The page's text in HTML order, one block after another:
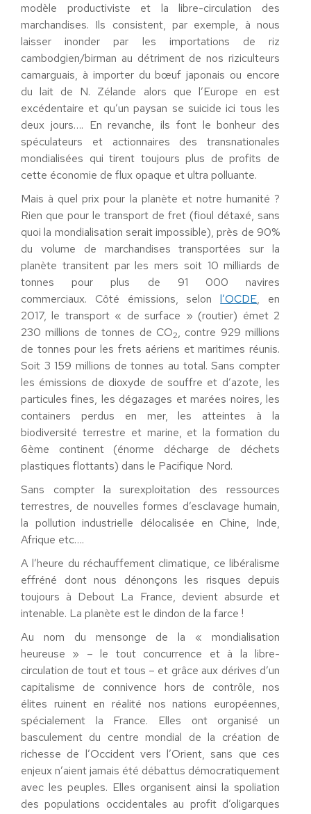
modèle productiviste et la libre-circulation des
marchandises. Ils consistent, par exemple, à nous
laisser inonder par les importations de riz
cambodgien/birman au détriment de nos riziculteurs
camarguais, à importer du bœuf japonais ou encore
du lait de N. Zélande alors que l’Europe en est
excédentaire et qu’un paysan se suicide ici tous les
deux jours…. En revanche, ils font le bonheur des
spéculateurs et actionnaires des transnationales
mondialisées qui tirent toujours plus de profits de
cette économie de flux opaque et ultra polluante.
Mais à quel prix pour la planète et notre humanité ?
Rien que pour le transport de fret (fioul détaxé, sans
quoi la mondialisation serait impossible), près de 90%
du volume de marchandises transportées sur la
planète transitent par les mers soit 10 milliards de
tonnes pour plus de 91 000 navires
commerciaux. Côté émissions, selonl’OCDE, en
2017, le transport « de surface » (routier) émet 2
230 millions de tonnes de CO2, contre 929 millions
de tonnes pour les frets aériens et maritimes réunis.
Soit 3 159 millions de tonnes au total. Sans compter
les émissions de dioxyde de souffre et d’azote, les
particules fines, les dégazages et marées noires, les
containers perdus en mer, les atteintes à la
biodiversité terrestre et marine, et la formation du
6ème continent (énorme décharge de déchets
plastiques flottants) dans le Pacifique Nord.
Sans compter la surexploitation des ressources
terrestres, de nouvelles formes d’esclavage humain,
la pollution industrielle délocalisée en Chine, Inde,
Afrique etc….
A l’heure du réchauffement climatique, ce libéralisme
effréné dont nous dénonçons les risques depuis
toujours à Debout La France, devient absurde et
intenable. La planète est le dindon de la farce !
Au nom du mensonge de la « mondialisation
heureuse » – le tout concurrence et à la libre-
circulation de tout et tous – et grâce aux dérives d’un
capitalisme de connivence hors de contrôle, nos
élites ruinent en réalité nos nations européennes,
spécialement la France. Elles ont organisé un
basculement du centre mondial de la création de
richesse de l’Occident vers l’Orient, sans que ces
enjeux n’aient jamais été débattus démocratiquement
avec les peuples. Elles organisent ainsi la spoliation
des populations occidentales au profit d’oligarques